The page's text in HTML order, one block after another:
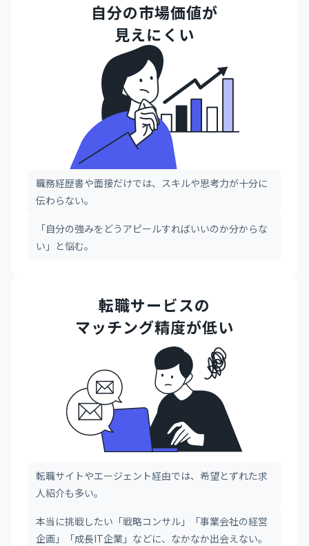
自分の市場価値が
見えにくい
職務経歴書や面接だけでは、スキルや思考力が十分に
伝わらない。
「自分の強みをどうアピールすればいいのか分からな
い」と悩む。
転職サービスの
マッチング精度が低い
転職サイトやエージェント経由では、希望とずれた求
人紹介も多い。
本当に挑戦したい「戦略コンサル」「事業会社の経営
企画」「成長IT企業」などに、なかなか出会えない。